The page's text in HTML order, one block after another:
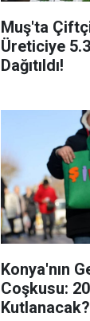
Muş'ta
Üreticiye
Dağıtıldı!
Konya'nın
Coşkusu:
Kutlanacak?